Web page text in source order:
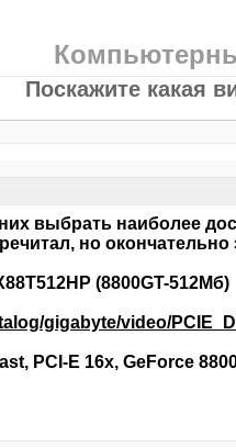
Поскажите какая
выбрать наиболее
но окончательно
(8800GT-512Mб)
gigabyte/video/
PCI-E 16x, GeForce